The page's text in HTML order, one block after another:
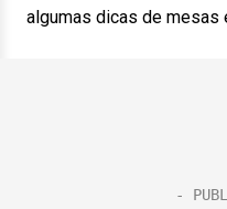
algumas dicas de mesas